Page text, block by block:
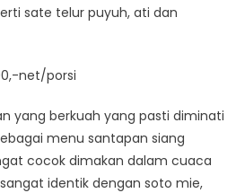
sate telur puyuh, ati dan
net/porsi
yang berkuah yang pasti diminati
menu santapan siang
cocok dimakan dalam cuaca
identik dengan soto mie,